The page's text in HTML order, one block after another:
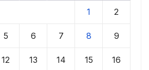
1 2
5 6 7 8 9
12 13 14 15 16